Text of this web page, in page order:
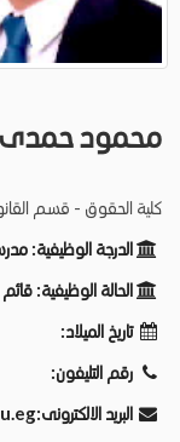
محمود حمدى
كلية الحقوق - قسم
الدرجة الوظيفية:
الحالة الوظيفية: قائم
تاريخ الميلاد:
رقم التليفون:
البريد الالكترونى: